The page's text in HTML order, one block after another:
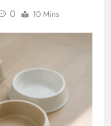
0 10 Mins